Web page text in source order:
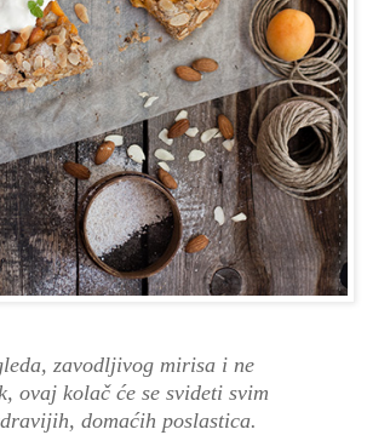
zavodljivog mirisa i ne
ovaj kolač će se svideti svim
domaćih poslastica.